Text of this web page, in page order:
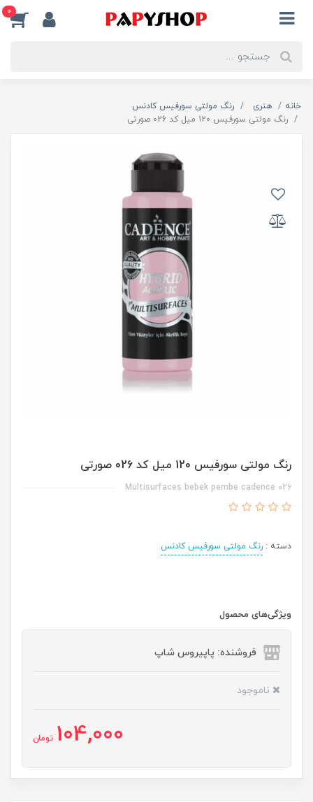
0
خانه هنری
رنگ مولتی سورفیس کادنس
رنگ مولتی سورفیس 120 میل کد 026 صورتی
رنگ مولتی سورفیس 120 میل کد 026 صورتی
Multisurfaces bebek pembe cadence 026
دسته : رنگ مولتی سورفیس کادنس
ویژگی‌های محصول
فروشنده: پاپیروس شاپ
ناموجود
104,000 تومان